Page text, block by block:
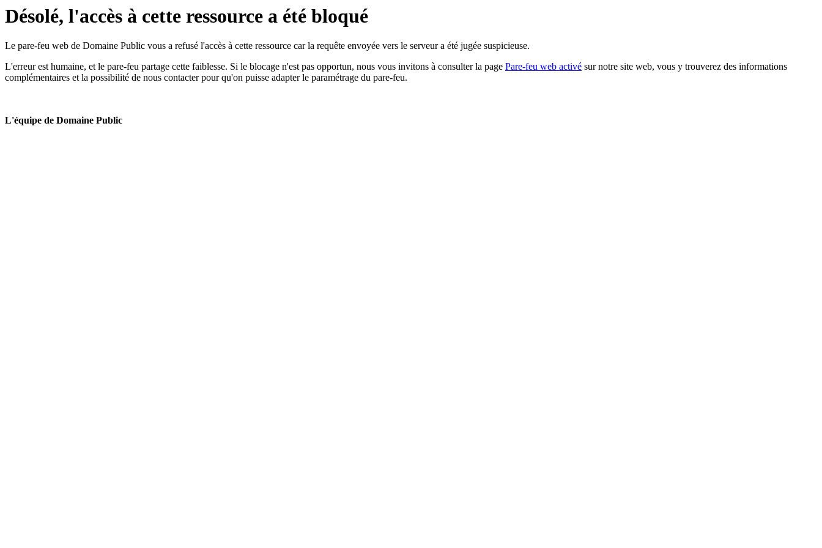
Désolé, l'accès à cette ressource a été bloqué
Le pare-feu web de Domaine Public vous a refusé l'accès à cette ressource car la requête envoyée vers le serveur a été jugée suspicieuse.
L'erreur est humaine, et le pare-feu partage cette faiblesse. Si le blocage n'est pas opportun, nous vous invitons à consulter la page Pare-feu web activé sur notre site web, vous y trouverez des informations
complémentaires et la possibilité de nous contacter pour qu'on puisse adapter le paramétrage du pare-feu.
L'équipe de Domaine Public